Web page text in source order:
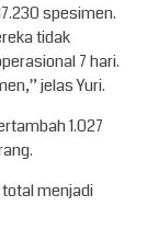
spesimen.
tidak
7 hari.
jelas Yuri.
1.027
menjadi